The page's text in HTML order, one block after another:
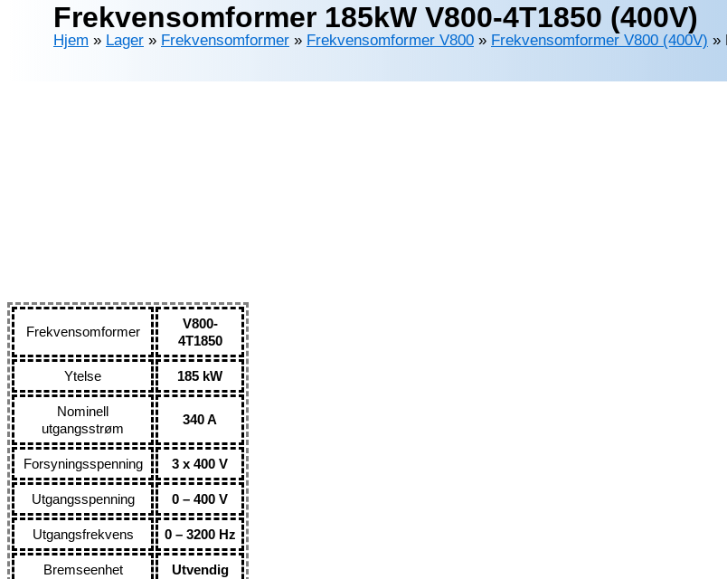
Frekvensomformer 185kW V800-4T1850 (400V)
Hjem » Lager » Frekvensomformer » Frekvensomformer V800 » Frekvensomformer V800 (400V) »
Frekvensomformer
V800-
4T1850
Ytelse 185 kW
Nominell
utgangsstrøm
340 A
Forsyningsspenning 3 x 400 V
Utgangsspenning 0 – 400 V
Utgangsfrekvens 0 – 3200 Hz
Bremseenhet Utvendig